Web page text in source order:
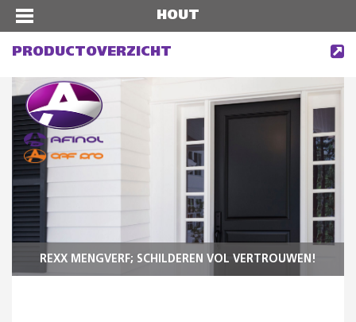
HOUT
PRODUCTOVERZICHT
REXX MENGVERF; SCHILDEREN VOL VERTROUWEN!